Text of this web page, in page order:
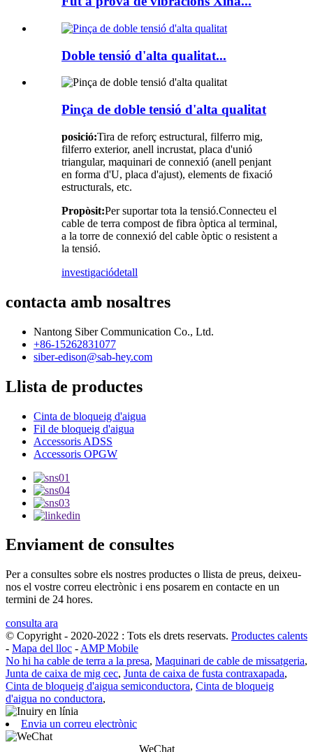
Doble tensió d'alta qualitat...
Pinça de doble tensió d'alta qualitat
posició:Tira de reforç estructural, filferro mig,
filferro exterior, anell incrustat, placa d'unió
triangular, maquinari de connexió (anell penjant
en forma d'U, placa d'ajust), elements de fixació
estructurals, etc.
Propòsit:Per suportar tota la tensió.Connecteu el
cable de terra compost de fibra òptica al terminal,
a la torre de connexió del cable òptic o resistent a
la tensió.
investigaciódetall
contacta amb nosaltres
Nantong Siber Communication Co., Ltd.
+86-15262831077
siber-edison@sab-hey.com
Llista de productes
Cinta de bloqueig d'aigua
Fil de bloqueig d'aigua
Accessoris ADSS
Accessoris OPGW
Enviament de consultes
Per a consultes sobre els nostres productes o llista de preus, deixeu-
nos el vostre correu electrònic i ens posarem en contacte en un
termini de 24 hores.
consulta ara
© Copyright - 2020-2022 : Tots els drets reservats. Productes calents
- Mapa del lloc - AMP Mobile
No hi ha cable de terra a la presa, Maquinari de cable de missatgeria,
Junta de caixa de mig cec, Junta de caixa de fusta contraxapada,
Cinta de bloqueig d'aigua semiconductora, Cinta de bloqueig
d'aigua no conductora,
Envia un correu electrònic
WeChat